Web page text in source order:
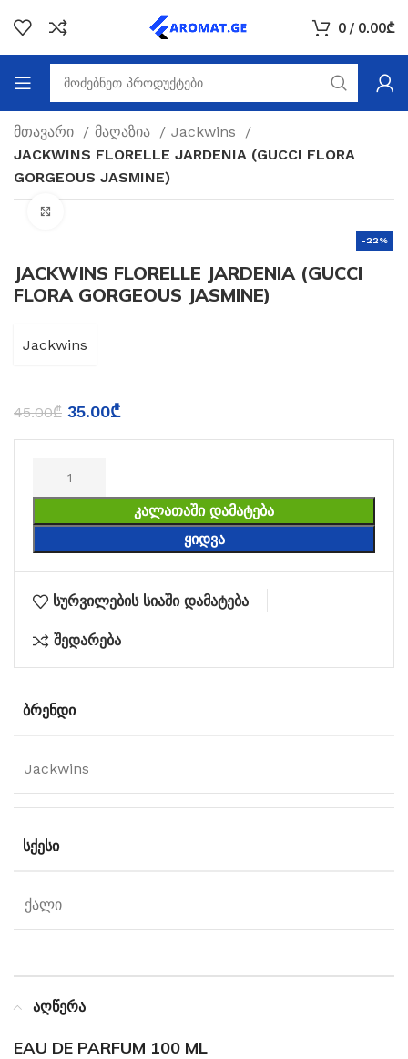
0 / 0.00₾
მთავარი მაღაზია
Jackwins
JACKWINS FLORELLE JARDENIA (GUCCI FLORA
GORGEOUS JASMINE)
-22%
JACKWINS FLORELLE JARDENIA (GUCCI
FLORA GORGEOUS JASMINE)
Jackwins
45.00₾ 35.00₾
ᲙᲐᲚᲐᲗᲐᲨᲘ ᲓᲐᲛᲐᲢᲔᲑᲐ
ᲧᲘᲓᲕᲐ
სურვილების სიაში დამატება
შედარება
ᲑᲠᲔᲜᲓᲘ
Jackwins
ᲡᲥᲔᲡᲘ
ქალი
აღწერა
EAU DE PARFUM 100 ML